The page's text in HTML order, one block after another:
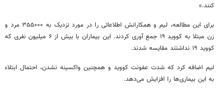
کنند.»
برای این مطالعه، لیم
و همکارانش اطلاعاتی را در مورد نزدیک به ۳۵۵۰۰۰ مرد و
زن مبتلا به کووید ۱۹ جمع
آوری
کردند. این بیماران با بیش از ۶ میلیون نفری که
کووید ۱۹ نداشتند مقایسه شدند.
لیم اضافه کرد که شدت عفونت کووید و همچنین واکسینه نشدن، احتمال ابتلاء
به این بیماری‌ها را افزایش می‌دهد.